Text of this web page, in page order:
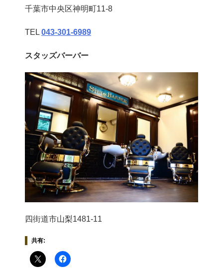
千葉市中央区神明町11-8
TEL 043‐301‐6989
スタッズバーバー
四街道市山梨1481-11
共有: